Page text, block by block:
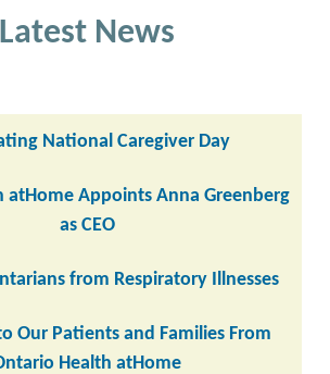
Latest News
National Caregiver Day
atHome Appoints Anna Greenberg
as CEO
from Respiratory Illnesses
Our Patients and Families From
Health atHome